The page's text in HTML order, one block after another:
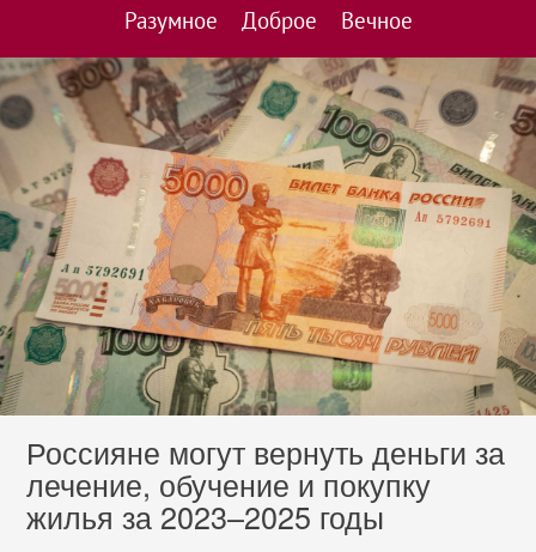
Разумное Доброе Вечное
Россияне могут вернуть деньги за
лечение, обучение и покупку
жилья за 2023–2025 годы